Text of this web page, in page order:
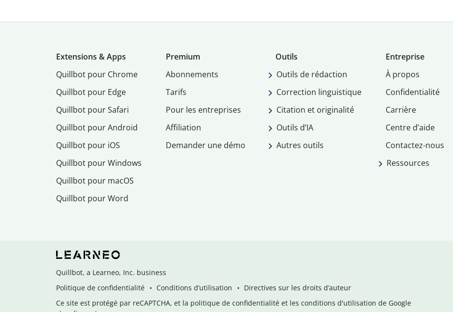
Extensions & Apps
Quillbot pour Chrome
Quillbot pour Edge
Quillbot pour Safari
Quillbot pour Android
Quillbot pour iOS
Quillbot pour Windows
Quillbot pour macOS
Quillbot pour Word
Premium
Abonnements
Tarifs
Pour les entreprises
Affiliation
Demander une démo
Outils
Outils de rédaction
Correction linguistique
Citation et originalité
Outils d’IA
Autres outils
Entreprise
À propos
Confidentialité
Carrière
Centre d’aide
Contactez-nous
Ressources
Quillbot, a Learneo, Inc. business
Politique de confidentialité
Conditions d’utilisation
Directives sur les droits d’auteur
Ce site est protégé par reCAPTCHA, et la politique de confidentialité et les conditions d'utilisation de Google